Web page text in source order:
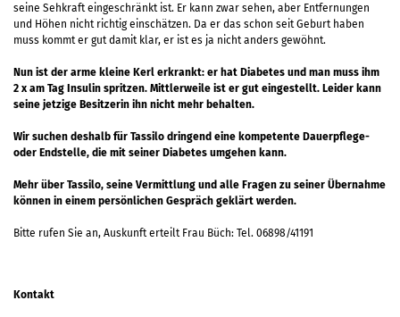
seine Sehkraft eingeschränkt ist. Er kann zwar sehen, aber Entfernungen
und Höhen nicht richtig einschätzen. Da er das schon seit Geburt haben
muss kommt er gut damit klar, er ist es ja nicht anders gewöhnt.
Nun ist der arme kleine Kerl erkrankt: er hat Diabetes und man muss ihm
2 x am Tag Insulin spritzen. Mittlerweile ist er gut eingestellt. Leider kann
seine jetzige Besitzerin ihn nicht mehr behalten.
Wir suchen deshalb für Tassilo dringend eine kompetente Dauerpflege-
oder Endstelle, die mit seiner Diabetes umgehen kann.
Mehr über Tassilo, seine Vermittlung und alle Fragen zu seiner Übernahme
können in einem persönlichen Gespräch geklärt werden.
Bitte rufen Sie an, Auskunft erteilt Frau Büch: Tel. 06898/41191
Kontakt